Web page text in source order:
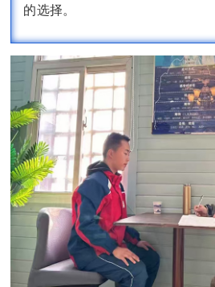
的选择。